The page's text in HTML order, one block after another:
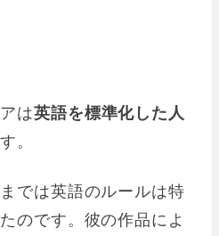
は英語を標準化した人
。
では英語のルールは特
のです。彼の作品によ